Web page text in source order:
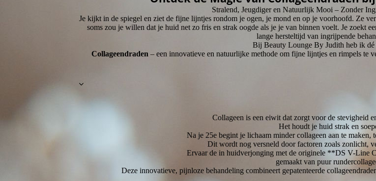
Stralend, Jeugdiger en Natuurlijk Mooi – Zonder
Je kijkt in de spiegel en ziet de fijne lijntjes rondom je ogen, je mond en op je voorhoofd. Ze
soms zou je willen dat je huid net zo fris en strak oogde als je je van binnen voelt. Je zoekt
lange hersteltijd van ingrijpende
Bij Beauty Lounge By Judith heb ik dé
Collageendraden – een innovatieve en natuurlijke methode om fijne lijntjes en rimpels te
Collageen is een eiwit dat zorgt voor de stevigheid
Het houdt je huid strak en
Na je 25e begint je lichaam minder collageen aan te maken,
Dit wordt nog versneld door factoren zoals zonlicht,
Ervaar de in huidverjonging met de originele **DS V-Line
gemaakt van puur
Deze innovatieve, pijnloze behandeling combineert gepatenteerde